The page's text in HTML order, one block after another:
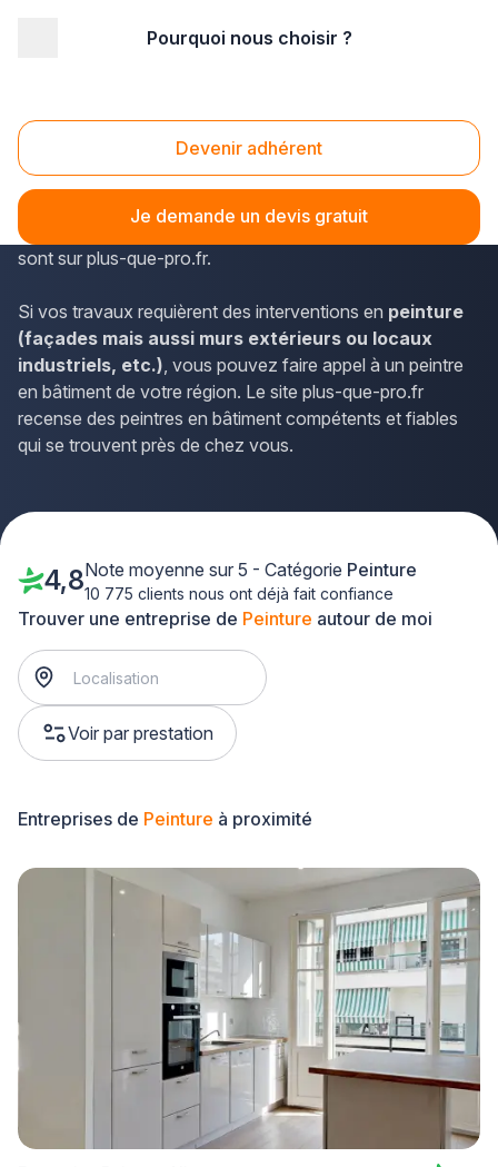
Pourquoi nous choisir ?
Devenir adhérent
Je demande un devis gratuit
Peinture Carros (06510)
En Provence-Alpes-Côte d'Azur, les informations de
contact des peintres en bâtiment à disposition à Carros
sont sur plus-que-pro.fr.
Si vos travaux requièrent des interventions en peinture
(façades mais aussi murs extérieurs ou locaux
industriels, etc.), vous pouvez faire appel à un peintre
en bâtiment de votre région. Le site plus-que-pro.fr
recense des peintres en bâtiment compétents et fiables
qui se trouvent près de chez vous.
Trouver une entreprise de Peinture autour de moi
Voir par prestation
4,8Note moyenne sur 5 - Catégorie Peinture
10 775 clients nous ont déjà fait confiance
Entreprises de Peinture à proximité